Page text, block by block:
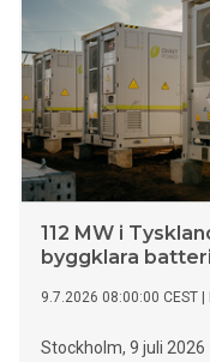
112 MW i
byggklara
9.7.2026 08:00:00 CEST
Stockholm, 9 juli